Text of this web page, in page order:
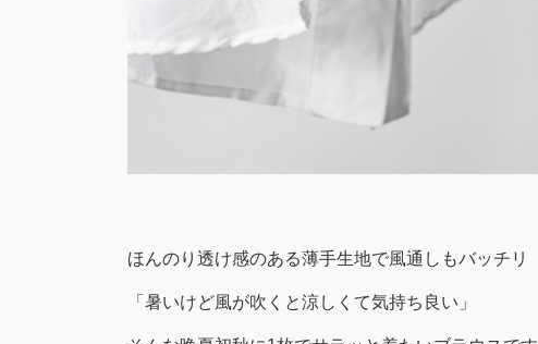
ほんのり透け感のある薄手生地で風通しもバッチリ
「暑いけど風が吹くと涼しくて気持ち良い」